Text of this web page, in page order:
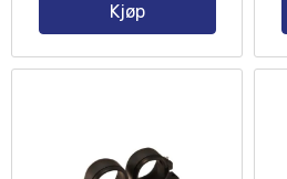
Kjøp